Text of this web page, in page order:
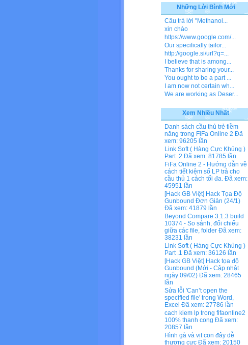
Những Lời Bình Mới
Câu trả lời "Methanol...
xin chào
https://www.google.com/...
Our specifically tailor...
http://google.si/url?q=...
I believe that is among...
Thanks for sharing your...
You ought to be a part ...
I am now not certain wh...
We are working as Deser...
Xem Nhiều Nhất
Danh sách cầu thủ trẻ tiềm
năng trong FiFa Online 2 Đã
xem: 96205 lần
Link Soft ( Hàng Cực Khủng )
Part .2 Đã xem: 81785 lần
FiFa Online 2 - Hướng dẫn về
cách tiết kiệm số LP trả cho
cầu thủ 1 cách tối đa. Đã xem:
45951 lần
[Hack GB Việt] Hack Tọa Độ
Gunbound Đơn Giản (24/1)
Đã xem: 41879 lần
Beyond Compare 3.1.3 build
10374 - So sánh, đối chiếu
giữa các file, folder Đã xem:
38231 lần
Link Soft ( Hàng Cực Khủng )
Part .1 Đã xem: 36126 lần
[Hack GB Việt] Hack tọa độ
Gunbound (Mới - Cập nhật
ngày 09/02) Đã xem: 28465
lần
Sửa lỗi 'Can’t open the
specified file' trong Word,
Excel Đã xem: 27786 lần
cach kiem lp trong fifaonline2
100% thanh cong Đã xem:
20857 lần
Hình gà và vịt con đây dễ
thương cực Đã xem: 20150